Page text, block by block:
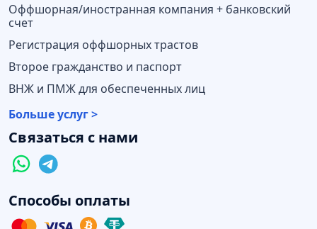
Оффшорная/иностранная компания + банковский
счет
Регистрация оффшорных трастов
Второе гражданство и паспорт
ВНЖ и ПМЖ для обеспеченных лиц
Больше услуг >
Связаться с нами
Способы оплаты